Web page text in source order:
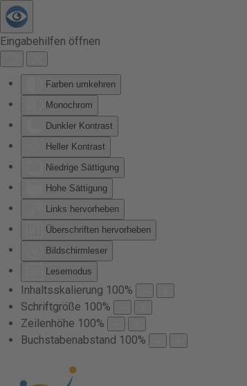
Eingabehilfen öffnen
Farben umkehren
Monochrom
Dunkler Kontrast
Heller Kontrast
Niedrige Sättigung
Hohe Sättigung
Links hervorheben
Überschriften hervorheben
Bildschirmleser
Lesemodus
Inhaltsskalierung 100%
Schriftgröße 100%
Zeilenhöhe 100%
Buchstabenabstand 100%
Zum Hauptinhalt springen